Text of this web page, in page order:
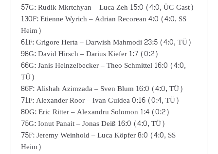
57G: Rudik Mkrtchyan – Luca Zeh 15:0 (4:0, ÜG Gast)
130F: Etienne Wyrich – Adrian Recorean 4:0 (4:0, SS
Heim)
61F: Grigore Herta – Darwish Mahmodi 23:5 (4:0, TÜ)
98G: David Hirsch – Darius Kiefer 1:7 (0:2)
66G: Janis Heinzelbecker – Theo Schmittel 16:0 (4:0,
TÜ)
86F: Alishah Azimzada – Sven Blum 16:0 (4:0, TÜ)
71F: Alexander Roor – Ivan Guidea 0:16 (0:4, TÜ)
80G: Eric Ritter – Alexandru Solomon 1:4 (0:2)
75G: Ionut Panait – Jonas Deiß 16:0 (4:0, TÜ)
75F: Jeremy Weinhold – Luca Köpfer 8:0 (4:0, SS
Heim)